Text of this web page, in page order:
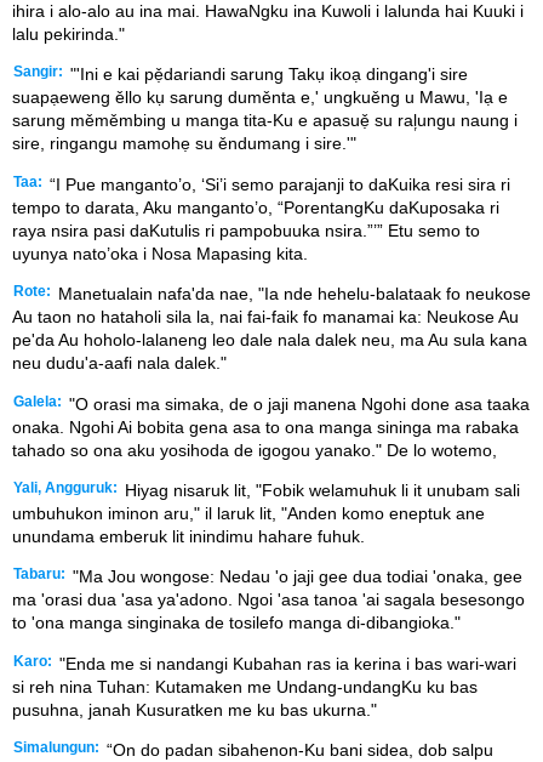
ihira i alo-alo au ina mai. HawaNgku ina Kuwoli i lalunda hai Kuuki i
lalu pekirinda."
Sangir: "'Ini e kai pẹ̌dariandi sarung Takụ ikoạ dingang'i sire
suapạeweng ěllo kụ sarung duměnta e,' ungkuěng u Mawu, 'Iạ e
sarung měměmbing u manga tita-Ku e apasuẹ̌ su ral᷊ungu naung i
sire, ringangu mamohẹ su ěndumang i sire.'"
Taa: “I Pue manganto’o, ‘Si’i semo parajanji to daKuika resi sira ri
tempo to darata, Aku manganto’o, “PorentangKu daKuposaka ri
raya nsira pasi daKutulis ri pampobuuka nsira.”’” Etu semo to
uyunya nato’oka i Nosa Mapasing kita.
Rote:
Manetualain nafa'da nae, "Ia nde hehelu-balataak fo neukose
Au taon no hataholi sila la, nai fai-faik fo manamai ka: Neukose Au
pe'da Au hoholo-lalaneng leo dale nala dalek neu, ma Au sula kana
neu dudu'a-aafi nala dalek."
Galela: "O orasi ma simaka, de o jaji manena Ngohi done asa taaka
onaka. Ngohi Ai bobita gena asa to ona manga sininga ma rabaka
tahado so ona aku yosihoda de igogou yanako." De lo wotemo,
Yali, Angguruk:
Hiyag nisaruk lit, "Fobik welamuhuk li it unubam sali
umbuhukon iminon aru," il laruk lit, "Anden komo eneptuk ane
unundama emberuk lit inindimu hahare fuhuk.
Tabaru: "Ma Jou wongose: Nedau 'o jaji gee dua todiai 'onaka, gee
ma 'orasi dua 'asa ya'adono. Ngoi 'asa tanoa 'ai sagala besesongo
to 'ona manga singinaka de tosilefo manga di-dibangioka."
Karo: "Enda me si nandangi Kubahan ras ia kerina i bas wari-wari
si reh nina Tuhan: Kutamaken me Undang-undangKu ku bas
pusuhna, janah Kusuratken me ku bas ukurna."
Simalungun: “On do padan sibahenon-Ku bani sidea, dob salpu